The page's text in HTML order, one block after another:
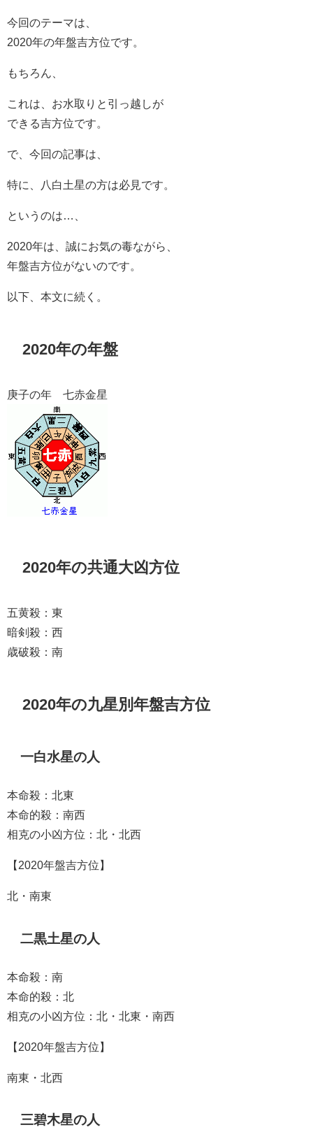
今回のテーマは、
2020年の年盤吉方位です。
もちろん、
これは、お水取りと引っ越しが
できる吉方位です。
で、今回の記事は、
特に、八白土星の方は必見です。
というのは…、
2020年は、誠にお気の毒ながら、
年盤吉方位がないのです。
以下、本文に続く。
2020年の年盤
庚子の年 七赤金星
2020年の共通大凶方位
五黄殺：東
暗剣殺：西
歳破殺：南
2020年の九星別年盤吉方位
一白水星の人
本命殺：北東
本命的殺：南西
相克の小凶方位：北・北西
【2020年盤吉方位】
北・南東
二黒土星の人
本命殺：南
本命的殺：北
相克の小凶方位：北・北東・南西
【2020年盤吉方位】
南東・北西
三碧木星の人